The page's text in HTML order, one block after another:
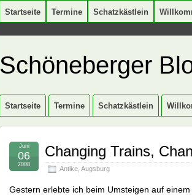
Startseite Termine Schatzkästlein
Schöneberger
Startseite Termine Schatzkästlein
Changing Trains,
Antike Augsburg
Juni
06
2008
Gestern erlebte ich beim Umsteigen auf